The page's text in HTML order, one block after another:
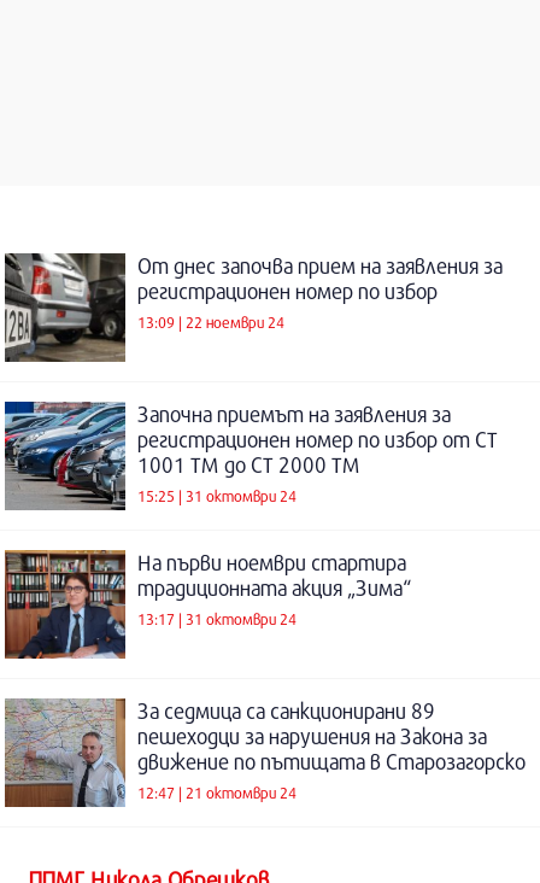
От днес започва прием на заявления за
регистрационен номер по избор
13:09 | 22 ноември 24
Започна приемът на заявления за
регистрационен номер по избор от СТ
1001 ТМ до СТ 2000 ТМ
15:25 | 31 октомври 24
На първи ноември стартира
традиционната акция „Зима“
13:17 | 31 октомври 24
За седмица са санкционирани 89
пешеходци за нарушения на Закона за
движение по пътищата в Старозагорско
12:47 | 21 октомври 24